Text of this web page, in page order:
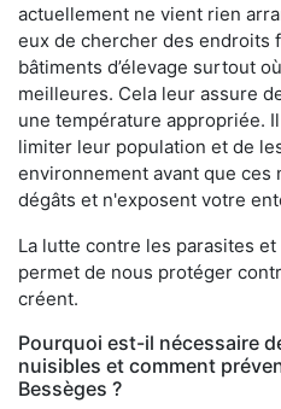
actuellement ne vient rien
eux de chercher des endroits
bâtiments d’élevage surtout
meilleures. Cela leur assure
une température appropriée.
limiter leur population et de
environnement avant que ces
dégâts et n'exposent votre
La lutte contre les parasites
permet de nous protéger
créent.
Pourquoi est-il nécessaire
nuisibles et comment
Bessèges ?